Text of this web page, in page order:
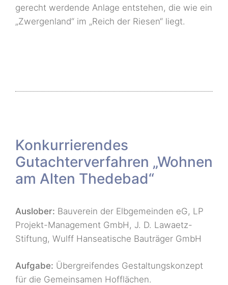
gerecht werdende Anlage entstehen, die wie ein
„Zwergenland“ im „Reich der Riesen“ liegt.
Konkurrierendes
Gutachterverfahren „Wohnen
am Alten Thedebad“
Auslober: Bauverein der Elbgemeinden eG, LP
Projekt-Management GmbH, J. D. Lawaetz-
Stiftung, Wulff Hanseatische Bauträger GmbH
Aufgabe: Übergreifendes Gestaltungskonzept
für die Gemeinsamen Hofflächen.